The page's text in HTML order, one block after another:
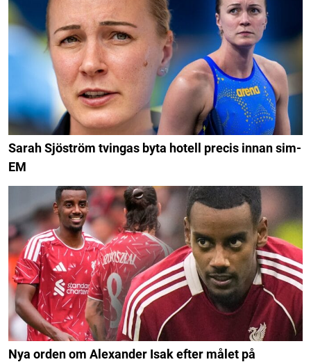
Sarah Sjöström tvingas byta hotell precis innan sim-
EM
Nya orden om Alexander Isak efter målet på